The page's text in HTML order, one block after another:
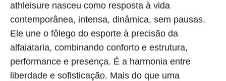
athleisure nasceu como resposta à vida
contemporânea, intensa, dinâmica, sem pausas.
Ele une o fôlego do esporte à precisão da
alfaiataria, combinando conforto e estrutura,
performance e presença. É a harmonia entre
liberdade e sofisticação. Mais do que uma